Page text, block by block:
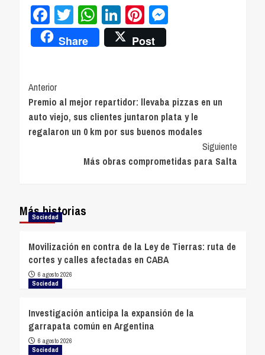
Facebook
Twitter
WhatsApp
LinkedIn
Pinterest
Messenger
Share Post
Navegación
de
entradas
Anterior
Premio al mejor repartidor: llevaba pizzas en un
auto viejo, sus clientes juntaron plata y le
regalaron un 0 km por sus buenos modales
Siguiente
Más obras comprometidas para Salta
Más historias
Sociedad
Movilización en contra de la Ley de Tierras: ruta de
cortes y calles afectadas en CABA
6 agosto 2026
Sociedad
Investigación anticipa la expansión de la
garrapata común en Argentina
6 agosto 2026
Sociedad